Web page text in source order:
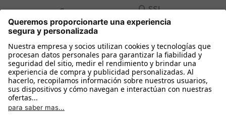
Compra segura con
Más tiendas online
España